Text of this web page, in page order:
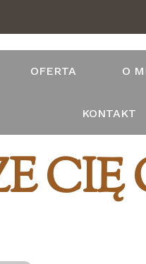
OFERTA O
KONTAKT